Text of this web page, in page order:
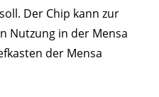
Der Chip kann zur
Nutzung in der Mensa
der Mensa